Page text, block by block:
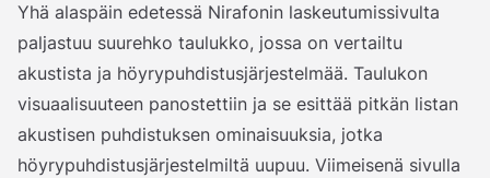
Yhä alaspäin edetessä Nirafonin laskeutumissivulta
paljastuu suurehko taulukko, jossa on vertailtu
akustista ja höyrypuhdistusjärjestelmää. Taulukon
visuaalisuuteen panostettiin ja se esittää pitkän listan
akustisen puhdistuksen ominaisuuksia, jotka
höyrypuhdistusjärjestelmiltä uupuu. Viimeisenä sivulla